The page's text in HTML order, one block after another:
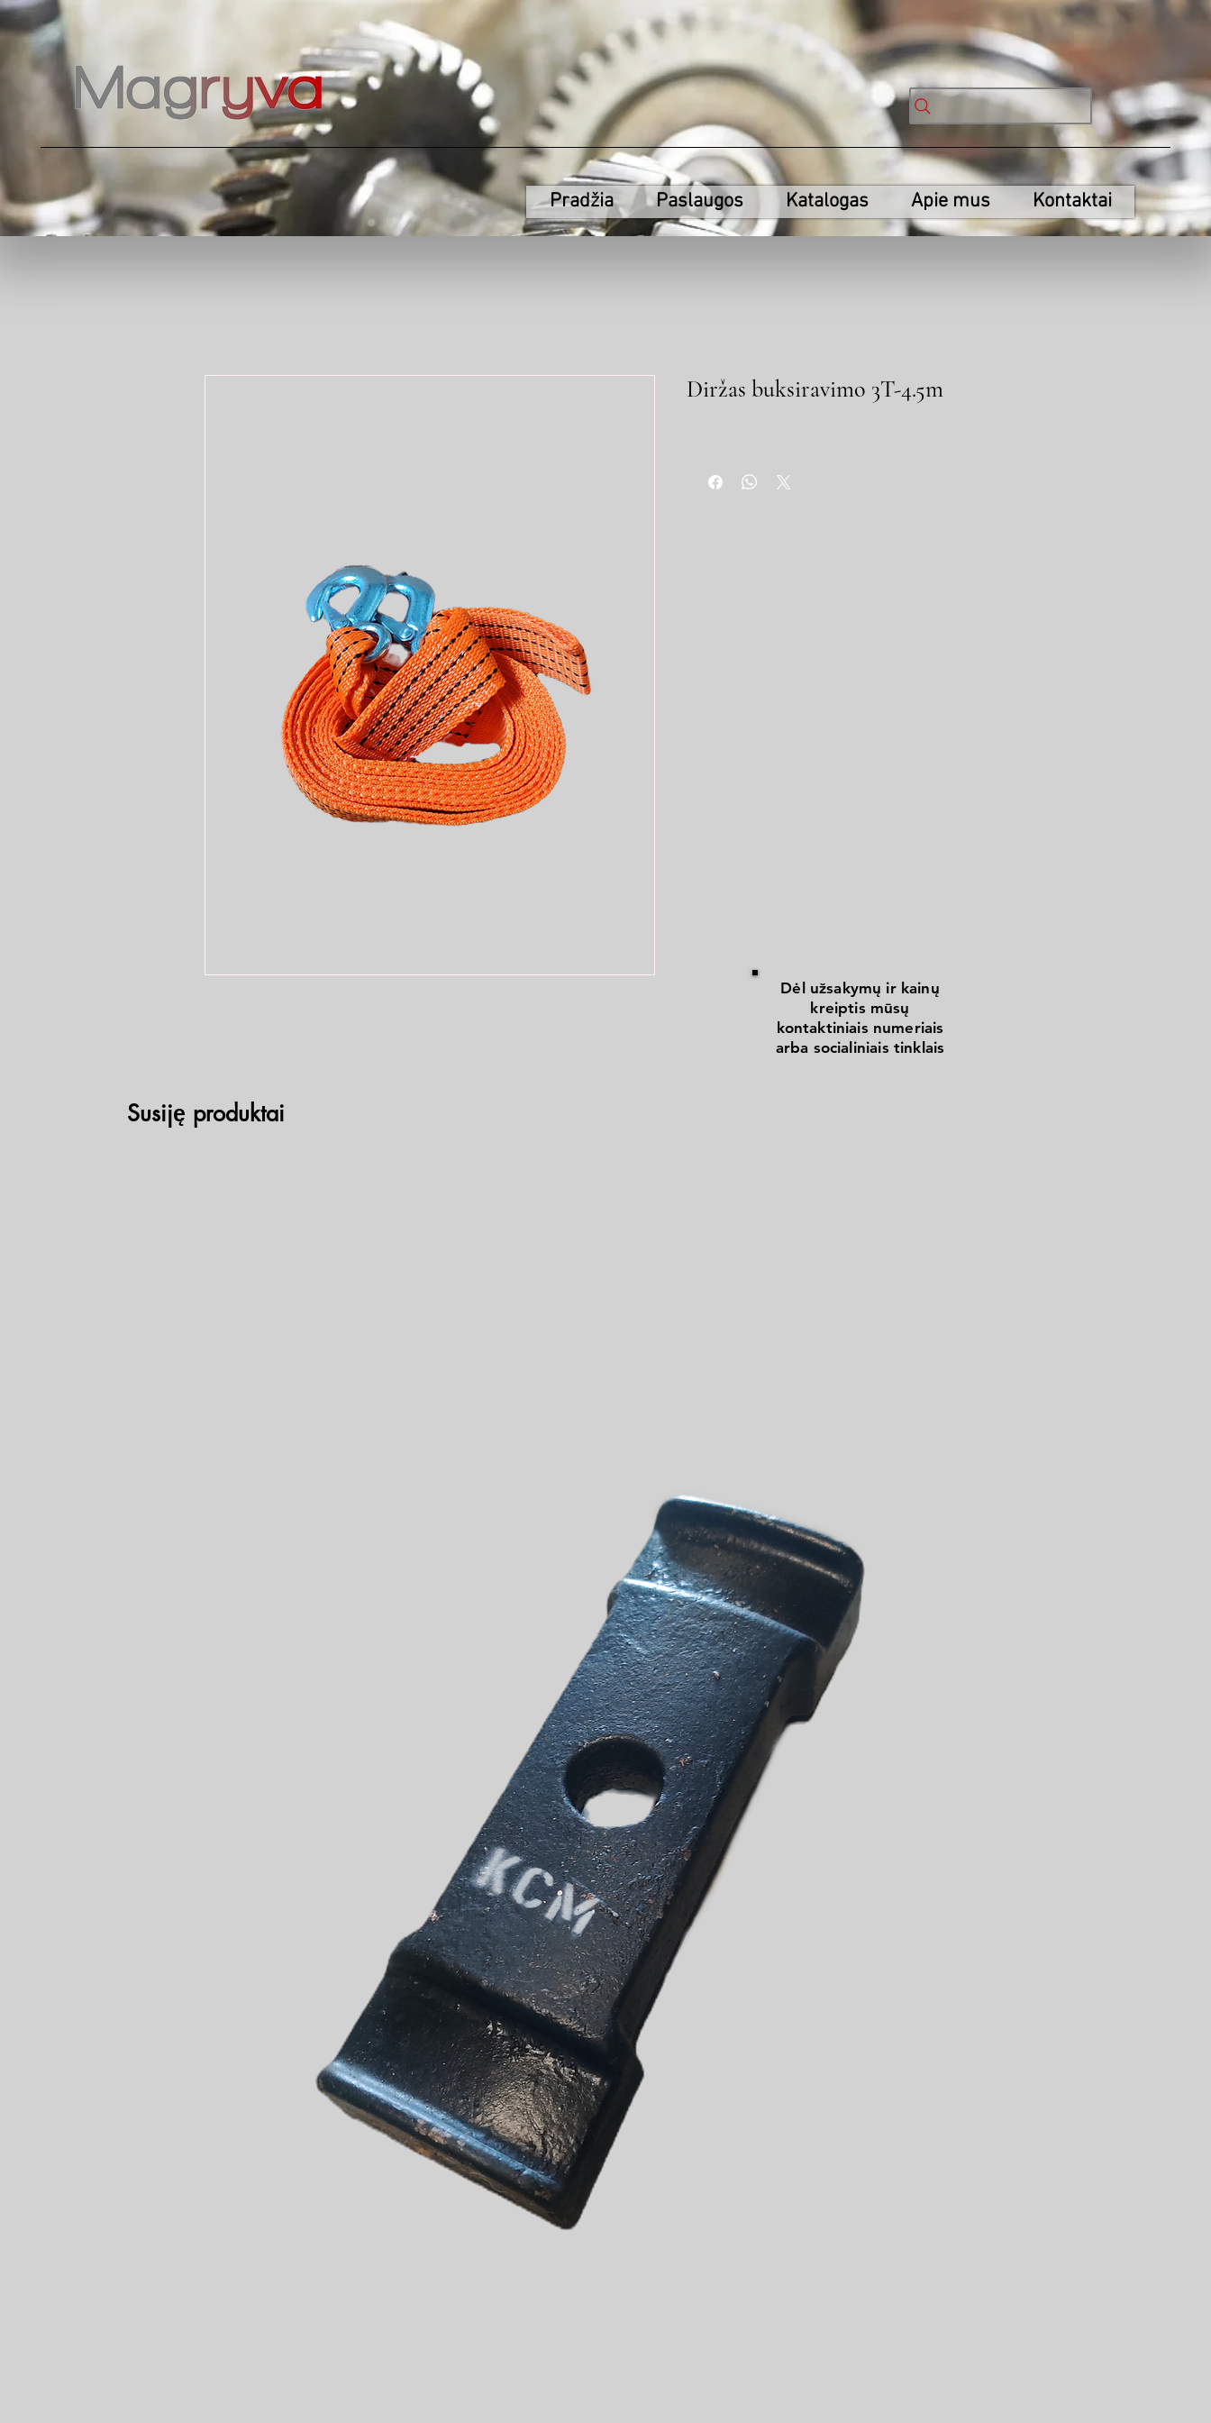
Pradžia Paslaugos Katalogas Apie mus Kontaktai
Diržas buksiravimo 3T-4.5m
Dėl užsakymų ir kainų
kreiptis mūsų
kontaktiniais numeriais
arba socialiniais tinklais
Susiję produktai